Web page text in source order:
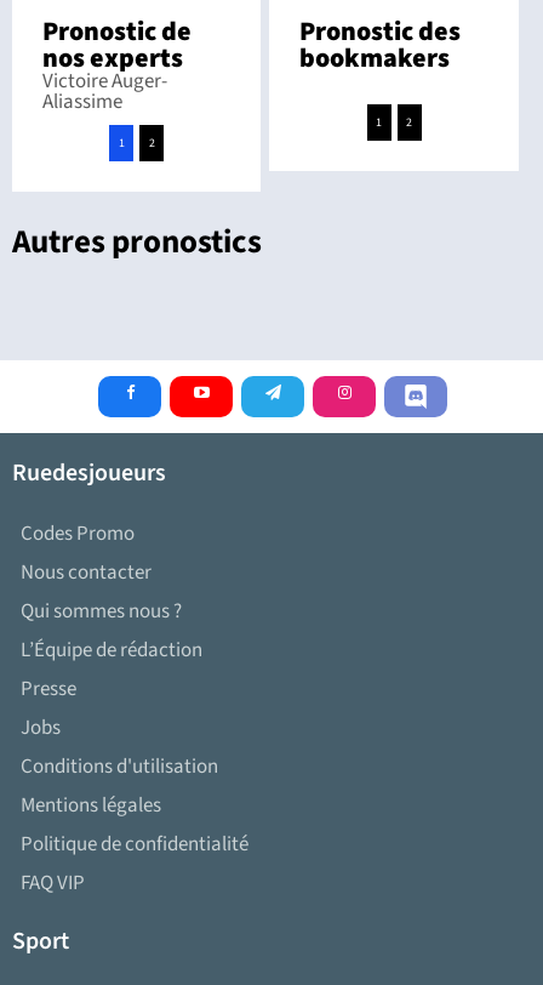
Pronostic de
nos experts
Victoire Auger-
Aliassime
1 2
Pronostic des
bookmakers
1 2
Autres pronostics
Ruedesjoueurs
Codes Promo
Nous contacter
Qui sommes nous ?
L’Équipe de rédaction
Presse
Jobs
Conditions d'utilisation
Mentions légales
Politique de confidentialité
FAQ VIP
Sport